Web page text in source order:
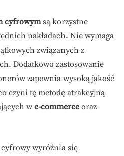
cyfrowymsą korzystne
nakładach. Nie wymaga
związanych z
Dodatkowo zastosowanie
zapewnia wysoką jakość
czyni tę metodę atrakcyjną
w e-commerce oraz
wyróżnia się